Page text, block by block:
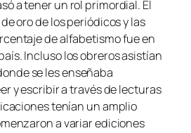
a tener un rol primordial. El
oro de los periódicos y las
de alfabetismo fue en
Incluso los obreros asistían
se les enseñaba
y escribir a través de lecturas
tenían un amplio
a variar ediciones